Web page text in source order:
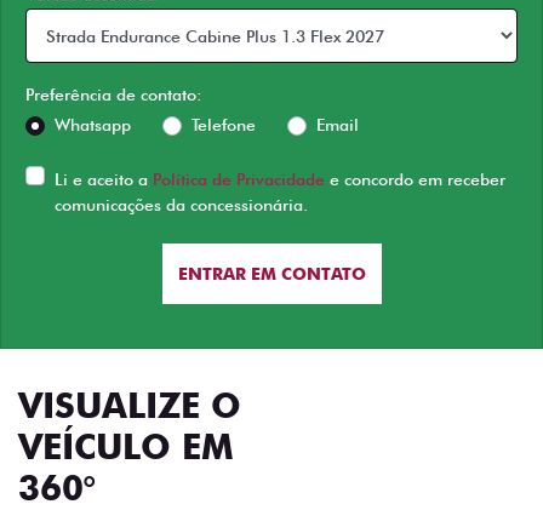
Preferência de contato:
Whatsapp
Telefone Email
Li e aceito a Política de Privacidade e concordo em receber
comunicações da concessionária.
ENTRAR EM CONTATO
VISUALIZE O
VEÍCULO EM
360°